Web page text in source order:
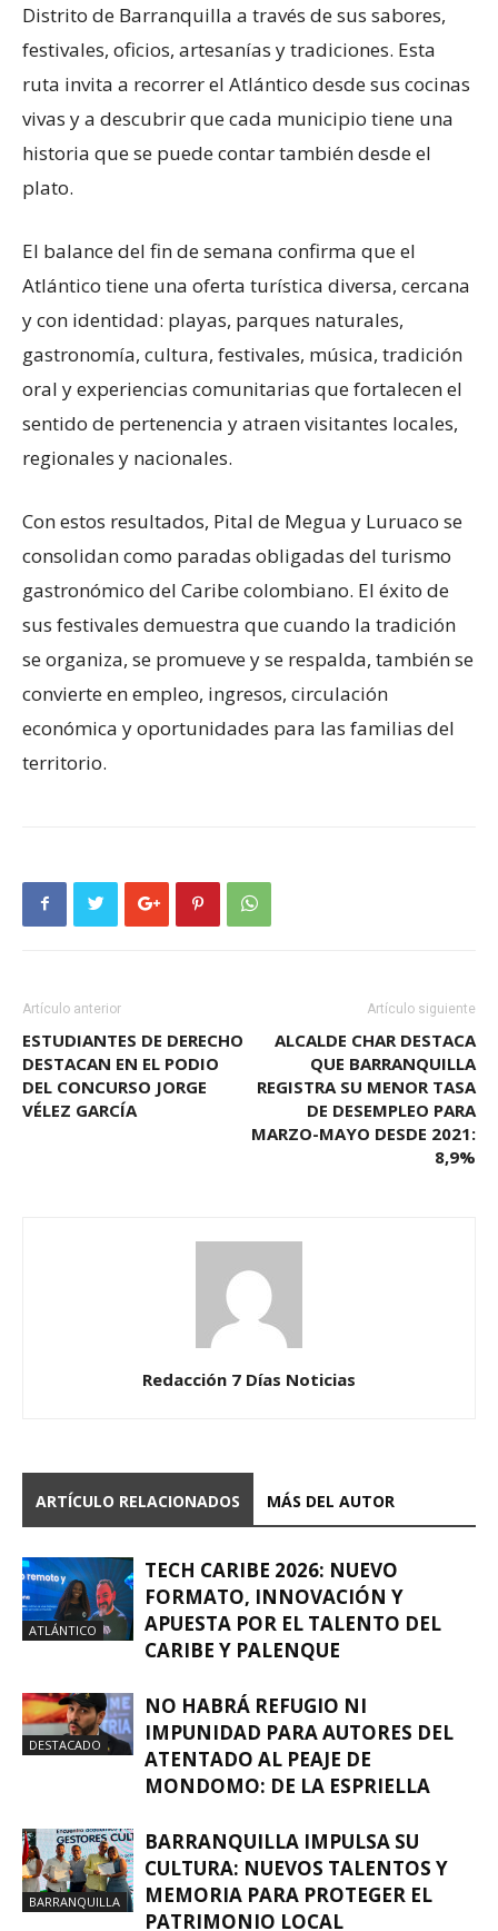
Distrito de Barranquilla a través de sus sabores,
festivales, oficios, artesanías y tradiciones. Esta
ruta invita a recorrer el Atlántico desde sus cocinas
vivas y a descubrir que cada municipio tiene una
historia que se puede contar también desde el
plato.
El balance del fin de semana confirma que el
Atlántico tiene una oferta turística diversa, cercana
y con identidad: playas, parques naturales,
gastronomía, cultura, festivales, música, tradición
oral y experiencias comunitarias que fortalecen el
sentido de pertenencia y atraen visitantes locales,
regionales y nacionales.
Con estos resultados, Pital de Megua y Luruaco se
consolidan como paradas obligadas del turismo
gastronómico del Caribe colombiano. El éxito de
sus festivales demuestra que cuando la tradición
se organiza, se promueve y se respalda, también se
convierte en empleo, ingresos, circulación
económica y oportunidades para las familias del
territorio.
Artículo anterior
ESTUDIANTES DE DERECHO
DESTACAN EN EL PODIO
DEL CONCURSO JORGE
VÉLEZ GARCÍA
Artículo siguiente
ALCALDE CHAR DESTACA
QUE BARRANQUILLA
REGISTRA SU MENOR TASA
DE DESEMPLEO PARA
MARZO-MAYO DESDE 2021:
8,9%
Redacción 7 Días Noticias
ARTÍCULO RELACIONADOS MÁS DEL AUTOR
ATLÁNTICO
TECH CARIBE 2026: NUEVO
FORMATO, INNOVACIÓN Y
APUESTA POR EL TALENTO DEL
CARIBE Y PALENQUE
DESTACADO
NO HABRÁ REFUGIO NI
IMPUNIDAD PARA AUTORES DEL
ATENTADO AL PEAJE DE
MONDOMO: DE LA ESPRIELLA
BARRANQUILLA
BARRANQUILLA IMPULSA SU
CULTURA: NUEVOS TALENTOS Y
MEMORIA PARA PROTEGER EL
PATRIMONIO LOCAL